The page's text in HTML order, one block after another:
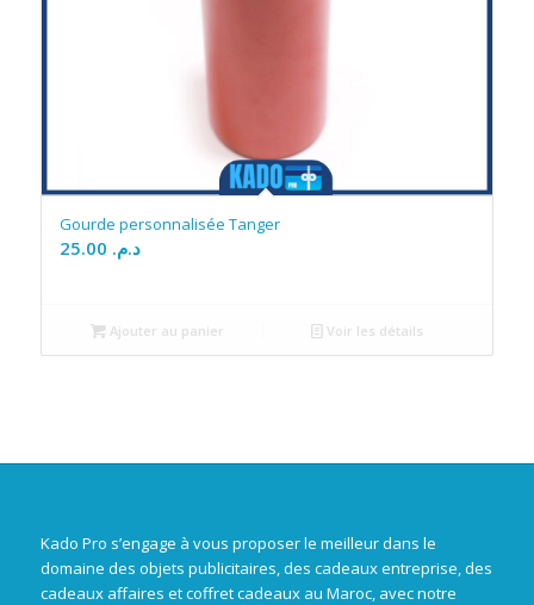
Gourde personnalisée Tanger
د.م.
Ajouter au panier Voir les détails
Kado Pro s’engage à vous proposer le meilleur dans le
domaine des objets publicitaires, des cadeaux entreprise, des
cadeaux affaires et coffret cadeaux au Maroc, avec notre